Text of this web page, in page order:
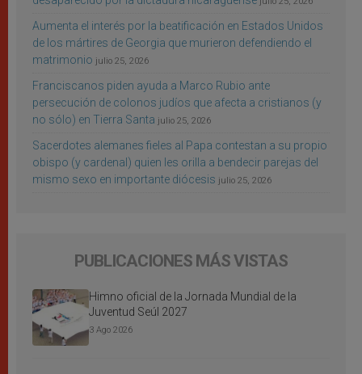
Aumenta el interés por la beatificación en Estados Unidos
de los mártires de Georgia que murieron defendiendo el
matrimonio julio 25, 2026
Franciscanos piden ayuda a Marco Rubio ante
persecución de colonos judíos que afecta a cristianos (y
no sólo) en Tierra Santa julio 25, 2026
Sacerdotes alemanes fieles al Papa contestan a su propio
obispo (y cardenal) quien les orilla a bendecir parejas del
mismo sexo en importante diócesis julio 25, 2026
PUBLICACIONES MÁS VISTAS
Himno oficial de la Jornada Mundial de la
Juventud Seúl 2027
3 Ago 2026